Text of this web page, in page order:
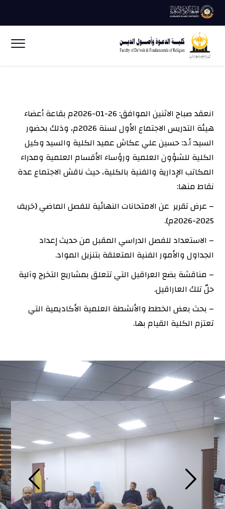
انعقد صباح الاثنين الموافق: 26-01-2026م بقاعة أعضاء
هيئة التدريس الاجتماع الأول لسنة 2026م، وذلك بحضور
السيد: أ.د: حسين علي عكاش عميد الكلية والسيد وكيل
الكلية للشؤون العلمية ورؤساء الأقسام العلمية ومدراء
المكاتب الإدارية والفنية بالكلية، حيث ناقش الاجتماع عدة
نقاط منها:
– عرض تقرير عن الامتحانات النهائية للفصل الماضي (خريف
2025-2026م).
– الاستعداد للفصل الدراسي المقبل من حديث إعداد
الجداول والأمور الفنية المتعلقة بتنزيل المواد.
– مناقشة بضع العراقيل التي تتعلق بمشاريع التخرج وآلية
حلّ تلك العاراقيل.
– بحث بعض الخطط والأنشطة العلمية الأكاديمية التي
تعتزم الكلية القيام بها.